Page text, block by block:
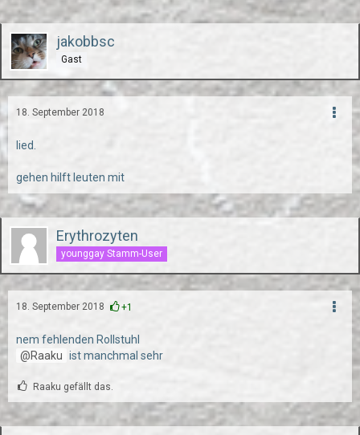
jakobbsc
Gast
18. September 2018
lied.
gehen hilft leuten mit
Erythrozyten
younggay Stamm-User
18. September 2018 +1
nem fehlenden Rollstuhl
Raaku ist manchmal sehr
Raaku gefällt das.